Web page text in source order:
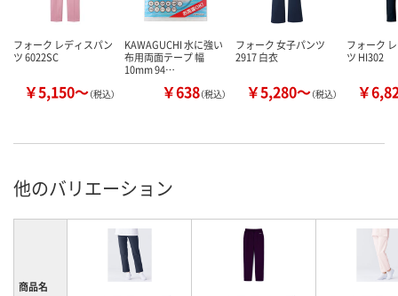
フォーク レディスパン
ツ 6022SC
￥5,150～（税込）
KAWAGUCHI 水に強い
布用両面テープ 幅
10mm 94…
￥638（税込）
フォーク 女子パンツ
2917 白衣
￥5,280～（税込）
フォーク
ツ HI302
￥
他のバリエーション
商品名